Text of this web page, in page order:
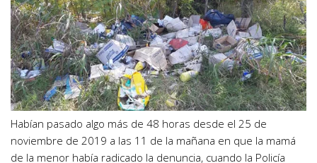
Habían pasado algo más de 48 horas desde el 25 de
noviembre de 2019 a las 11 de la mañana en que la mamá
de la menor había radicado la denuncia, cuando la Policía